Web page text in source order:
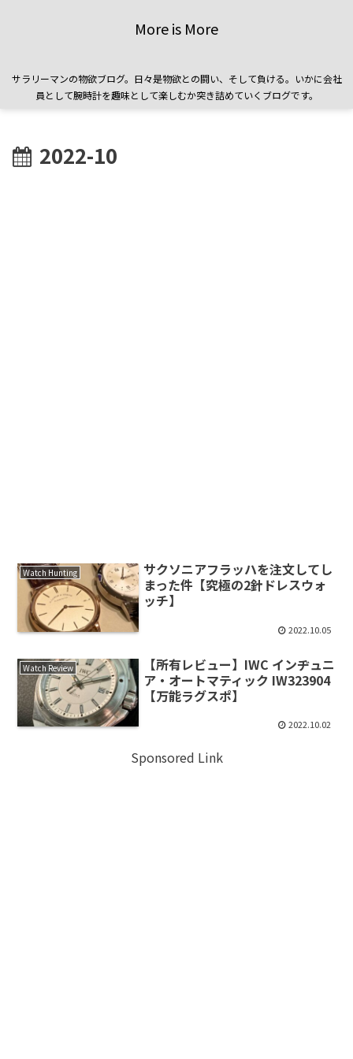
More is More
サラリーマンの物欲ブログ。日々是物欲との闘い、そして負ける。いかに会社
員として腕時計を趣味として楽しむか突き詰めていくブログです。
2022-10
Watch Hunting
サクソニアフラッハを注文してし
まった件【究極の2針ドレスウォ
ッチ】
2022.10.05
Watch Review
【所有レビュー】IWC インヂュニ
ア・オートマティック IW323904
【万能ラグスポ】
2022.10.02
Sponsored Link